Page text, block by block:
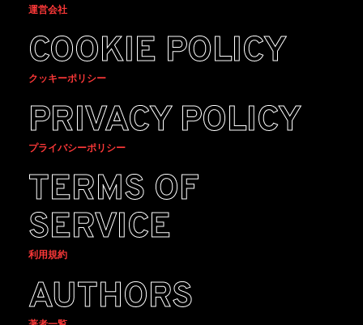
運営会社
COOKIE POLICY
クッキーポリシー
PRIVACY POLICY
プライバシーポリシー
TERMS OF
SERVICE
利用規約
AUTHORS